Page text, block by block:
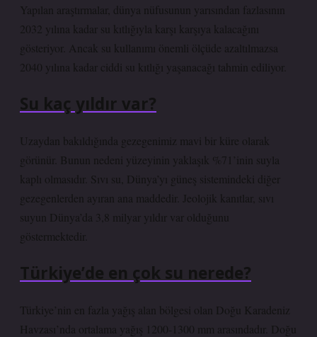
Yapılan araştırmalar, dünya nüfusunun yarısından fazlasının
2032 yılına kadar su kıtlığıyla karşı karşıya kalacağını
gösteriyor. Ancak su kullanımı önemli ölçüde azaltılmazsa
2040 yılına kadar ciddi su kıtlığı yaşanacağı tahmin ediliyor.
Su kaç yıldır var?
Uzaydan bakıldığında gezegenimiz mavi bir küre olarak
görünür. Bunun nedeni yüzeyinin yaklaşık %71’inin suyla
kaplı olmasıdır. Sıvı su, Dünya’yı güneş sistemindeki diğer
gezegenlerden ayıran ana maddedir. Jeolojik kanıtlar, sıvı
suyun Dünya’da 3,8 milyar yıldır var olduğunu
göstermektedir.
Türkiye’de en çok su nerede?
Türkiye’nin en fazla yağış alan bölgesi olan Doğu Karadeniz
Havzası’nda ortalama yağış 1200-1300 mm arasındadır. Doğu